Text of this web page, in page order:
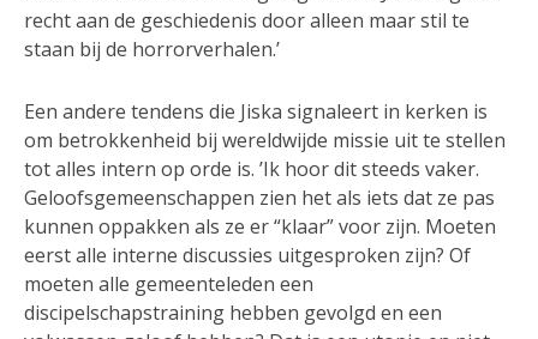
recht aan de geschiedenis door alleen maar stil te
staan bij de horrorverhalen.’
Een andere tendens die Jiska signaleert in kerken is
om betrokkenheid bij wereldwijde missie uit te stellen
tot alles intern op orde is. ’Ik hoor dit steeds vaker.
Geloofsgemeenschappen zien het als iets dat ze pas
kunnen oppakken als ze er “klaar” voor zijn. Moeten
eerst alle interne discussies uitgesproken zijn? Of
moeten alle gemeenteleden een
discipelschapstraining hebben gevolgd en een